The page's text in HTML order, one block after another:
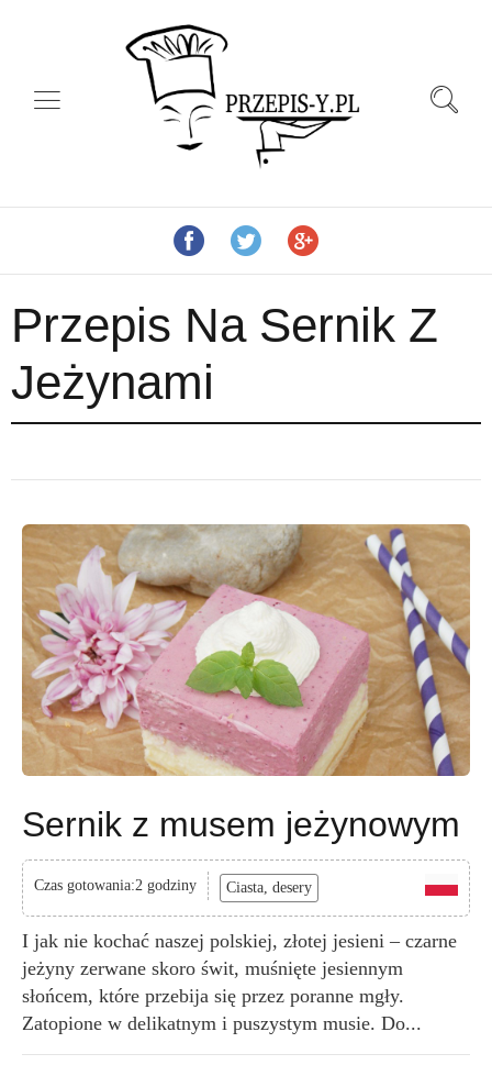
Przepis Na Sernik Z
Jeżynami
Sernik z musem jeżynowym
Czas gotowania:2 godziny Ciasta, desery
I jak nie kochać naszej polskiej, złotej jesieni – czarne
jeżyny zerwane skoro świt, muśnięte jesiennym
słońcem, które przebija się przez poranne mgły.
Zatopione w delikatnym i puszystym musie. Do...